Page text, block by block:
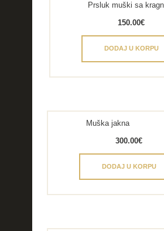
Prsluk muški sa
150.00€
DODAJ U KORPU
Muška jakna
300.00€
DODAJ U KORPU